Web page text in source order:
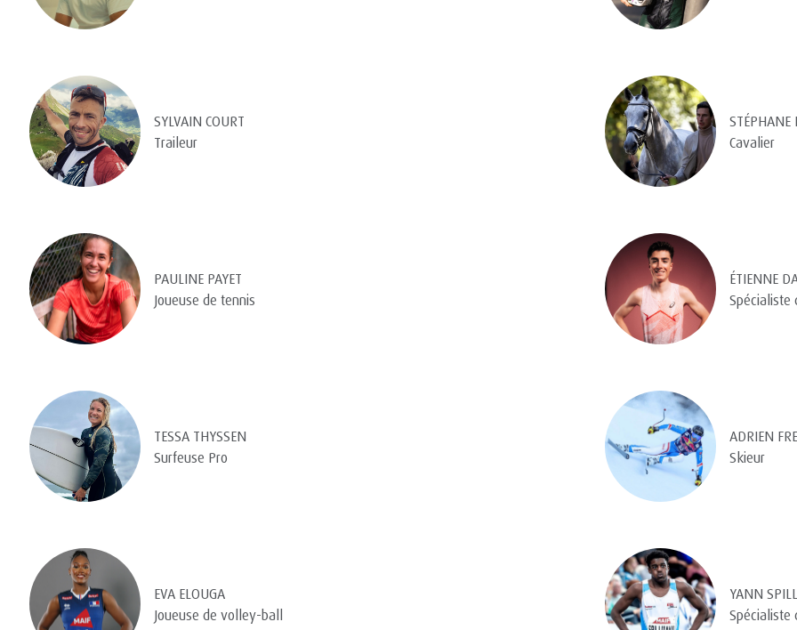
SYLVAIN COURT
Traileur
STÉPHANE
Cavalier
PAULINE PAYET
Joueuse de tennis
ÉTIENNE
Spécialiste
TESSA THYSSEN
Surfeuse Pro
ADRIEN
Skieur
EVA ELOUGA
Joueuse de volley-ball
YANN
Spécialiste